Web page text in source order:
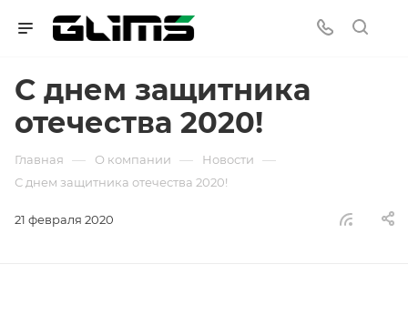
С днем защитника
отечества 2020!
Главная — О компании — Новости —
С днем защитника отечества 2020!
21 февраля 2020